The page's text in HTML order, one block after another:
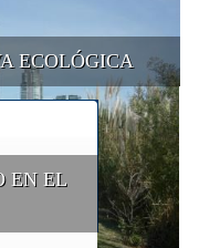
ECOLÓGICA
EN EL